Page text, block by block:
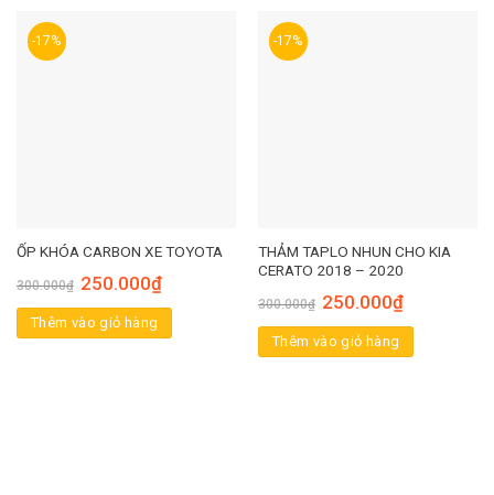
-17%
ỐP KHÓA CARBON XE TOYOTA
300.000₫ 250.000₫
Thêm vào giỏ hàng
-17%
THẢM TAPLO NHUN CHO KIA
CERATO 2018 – 2020
300.000₫ 250.000₫
Thêm vào giỏ hàng